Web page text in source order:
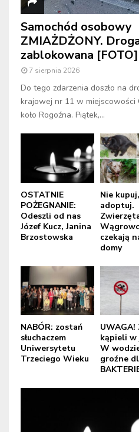
Samochód osobowy
ZMIAŻDŻONY.
zablokowana [FOTO]
7 sierpnia 2026
Do tego zdarzenia doszło na
krajowej nr 11 w miejscowości
koło Rogoźna. Piątek,...
OSTATNIE
POŻEGNANIE:
Odeszli od nas
Józef Kucz, Janina
Brzostowska
Nie kupuj,
adoptuj.
czekają
domy
NABÓR: zostań
słuchaczem
Uniwersytetu
Trzeciego Wieku
UWAGA!
kąpieli w
W
groźne